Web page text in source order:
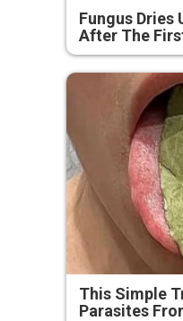
Fungus Dries
After The
This Simple
Parasites